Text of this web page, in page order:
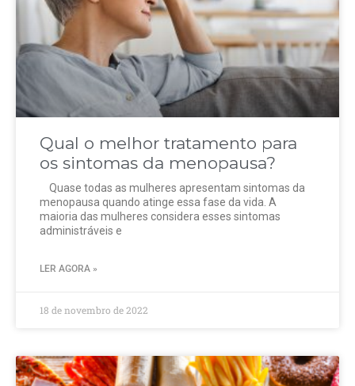
Qual o melhor tratamento para
os sintomas da menopausa?
Quase todas as mulheres apresentam sintomas da
menopausa quando atinge essa fase da vida. A
maioria das mulheres considera esses sintomas
administráveis ​​e
LER AGORA »
18 de novembro de 2022